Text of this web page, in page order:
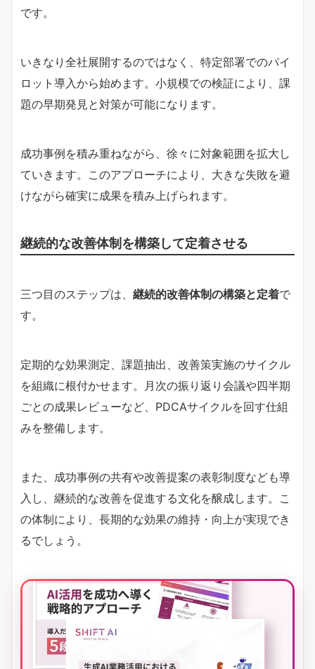
です。
いきなり全社展開するのではなく、特定部署でのパイ
ロット導入から始めます。小規模での検証により、課
題の早期発見と対策が可能になります。
成功事例を積み重ねながら、徐々に対象範囲を拡大し
ていきます。このアプローチにより、大きな失敗を避
けながら確実に成果を積み上げられます。
継続的な改善体制を構築して定着させる
三つ目のステップは、 継続的改善体制の構築と定着で
す。
定期的な効果測定、課題抽出、改善策実施のサイクル
を組織に根付かせます。月次の振り返り会議や四半期
ごとの成果レビューなど、PDCAサイクルを回す仕組
みを整備します。
また、成功事例の共有や改善提案の表彰制度なども導
入し、継続的な改善を促進する文化を醸成します。こ
の体制により、長期的な効果の維持・向上が実現でき
るでしょう。